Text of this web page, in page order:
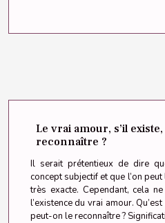
Le vrai amour, s’il
reconnaître ?
Il serait prétentieux de dire
concept subjectif et que l’on
très exacte. Cependant, cela
l’existence du vrai amour.
peut-on le reconnaître ?